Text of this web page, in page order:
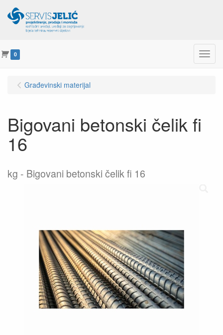
0 Menu
Građevinski materijal
Bigovani betonski čelik fi
16
kg Bigovani betonski čelik fi 16